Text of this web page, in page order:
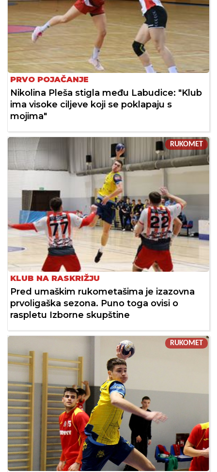
PRVO POJAČANJE
Nikolina Pleša stigla među Labudice: "Klub
ima visoke ciljeve koji se poklapaju s
mojima"
RUKOMET
KLUB NA RASKRIŽJU
Pred umaškim rukometašima je izazovna
prvoligaška sezona. Puno toga ovisi o
raspletu Izborne skupštine
RUKOMET